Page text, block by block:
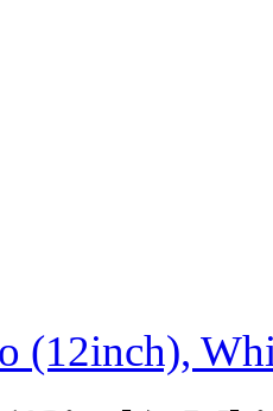
(12inch),